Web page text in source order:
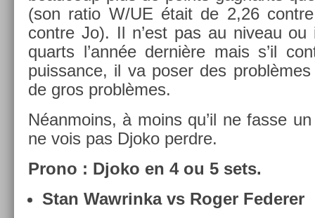
(son ratio W/UE était de 2,26
con­tre Jo). Il n’est pas au niveau
quarts l’année dernière mais s’il
puis­sance, il va poser des
de gros problèmes.
Néan­moins, à moins qu’il ne fasse
ne vois pas Djoko per­dre.
Prono : Djoko en 4 ou 5 sets.
Stan Waw­rinka vs Roger Feder­er